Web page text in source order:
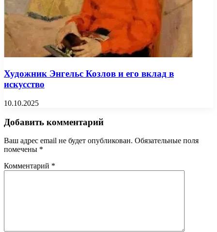
Художник Энгельс Козлов и его вклад в
искусство
10.10.2025
Добавить комментарий
Ваш адрес email не будет опубликован. Обязательные поля
помечены *
Комментарий *